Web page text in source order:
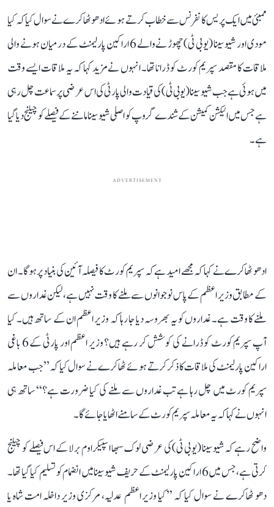
ممبئی میں ایک پریس کانفرنس سے خطاب کرتے ہوئے ادھو ٹھاکرے نے سوال کیا کہ کیا
مودی اور شیوسینا (یو بی ٹی) چھوڑ نے والے 6 اراکین پارلیمنٹ کے درمیان ہونے والی
ملاقات کا مقصد سپریم کورٹ کو ڈرانا تھا۔ انہوں نے مزید کہا کہ یہ ملاقات ایسے وقت
میں ہوئی ہے جب شیوسینا (یو بی ٹی) کی قیادت والی پارٹی کی اس عرضی پر سماعت چل رہی
ہے جس میں الیکشن کمیشن کے شندے گروپ کو اصلی شیوسینا ماننے کے فیصلے کو چیلنج دیا گیا
ہے۔
ADVERTISEMENT
ادھو ٹھاکرے نے کہا کہ مجھے امید ہے کہ سپریم کورٹ کا فیصلہ آئین کی بنیاد پر ہوگا۔ ان
کے مطابق وزیر اعظم کے پاس نوجوانوں سے ملنے کا وقت نہیں ہے، لیکن غداروں سے
ملنے کا وقت ہے۔ غداروں کو یہ بھروسہ دیا جا رہا کہ وزیر اعظم ان کے ساتھ ہیں۔ کیا
آپ سپریم کورٹ کو ڈرانے کی کوشش کر رہے ہیں؟ وزیر اعظم اور پارٹی کے 6 باغی
اراکین پارلیمنٹ کی ملاقات کا ذکر کرتے ہوئے ٹھاکرے نے سوال کیا کہ ’’جب معاملہ
سپریم کورٹ میں چل رہا ہے تب غداروں سے ملنے کی کیا ضرورت ہے؟‘‘ ساتھ ہی
انہوں نے کہا کہ یہ معاملہ سپریم کورٹ کے سامنے اٹھایا جائے گا۔
واضح رہے کہ شیوسینا (یو بی ٹی) کی عرضی لوک سبھا اسپیکر اوم برلا کے اس فیصلے کو چیلنج
کرتی ہے، جس میں 6 اراکین پارلیمنٹ کے حریف شیوسینا میں انضمام کو تسلیم کیا گیا تھا۔
دھو ٹھاکرے نے سوال کیا کہ ’’کیا وزیر اعظم عدلیہ، مرکزی وزیر داخلہ امت شاہ یا